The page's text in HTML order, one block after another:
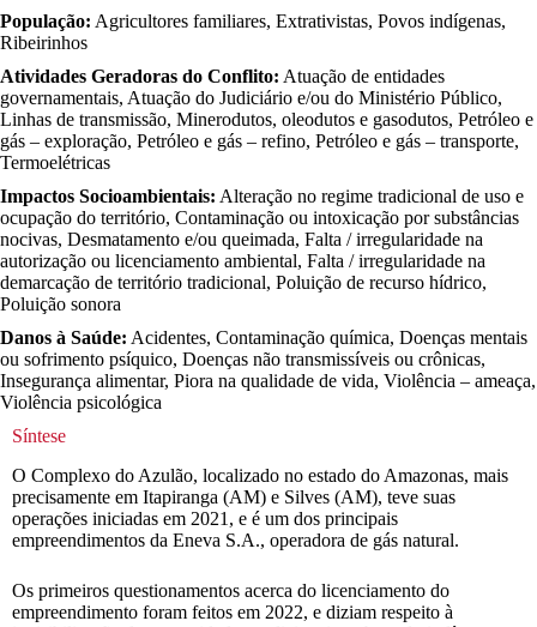
População: Agricultores familiares, Extrativistas, Povos indígenas,
Ribeirinhos
Atividades Geradoras do Conflito: Atuação de entidades
governamentais, Atuação do Judiciário e/ou do Ministério Público,
Linhas de transmissão, Minerodutos, oleodutos e gasodutos, Petróleo e
gás – exploração, Petróleo e gás – refino, Petróleo e gás – transporte,
Termoelétricas
Impactos Socioambientais: Alteração no regime tradicional de uso e
ocupação do território, Contaminação ou intoxicação por substâncias
nocivas, Desmatamento e/ou queimada, Falta / irregularidade na
autorização ou licenciamento ambiental, Falta / irregularidade na
demarcação de território tradicional, Poluição de recurso hídrico,
Poluição sonora
Danos à Saúde: Acidentes, Contaminação química, Doenças mentais
ou sofrimento psíquico, Doenças não transmissíveis ou crônicas,
Insegurança alimentar, Piora na qualidade de vida, Violência – ameaça,
Violência psicológica
Síntese
O Complexo do Azulão, localizado no estado do Amazonas, mais
precisamente em Itapiranga (AM) e Silves (AM), teve suas
operações iniciadas em 2021, e é um dos principais
empreendimentos da Eneva S.A., operadora de gás natural.
Os primeiros questionamentos acerca do licenciamento do
empreendimento foram feitos em 2022, e diziam respeito à